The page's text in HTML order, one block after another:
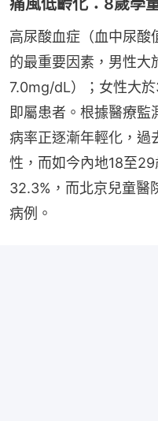
痛風低齡化：8歲學
高尿酸血症（血中尿
的最重要因素，男性
7.0mg/dL）；女性大
即屬患者。根據醫療
病率正逐漸年輕化，
性，而如今內地18至
32.3%，而北京兒童醫
病例。